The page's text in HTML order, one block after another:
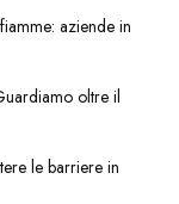
aziende in
oltre il
le barriere in